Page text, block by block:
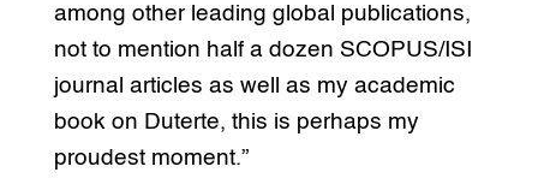
among other leading global publications,
not to mention half a dozen SCOPUS/ISI
journal articles as well as my academic
book on Duterte, this is perhaps my
proudest moment.”